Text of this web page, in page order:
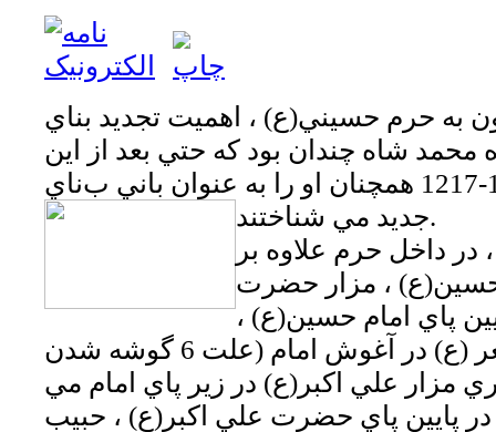
به حرم حسيني(ع) ، اهميت تجديد بناي
محمد شاه چندان بود كه حتي بعد از اين
ناي
جديد مي شناختند.
داخل حرم علاوه بر
حسين(ع) ، مزار حضرت
پاي امام حسين(ع) ،
حضرت علي اصغر (ع) در آغوش امام (علت 6 گوشه شدن
مزار علي اكبر(ع) در زير پاي امام مي
در پايين پاي حضرت علي اكبر(ع) ، حبيب